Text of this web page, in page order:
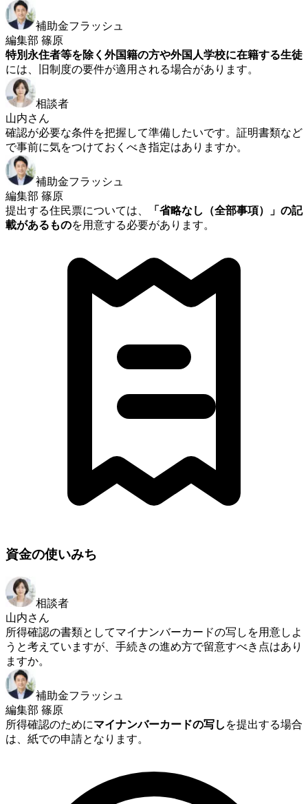
補助金フラッシュ
編集部 篠原
特別永住者等を除く外国籍の方や外国人学校に在籍する生徒
には、旧制度の要件が適用される場合があります。
相談者
山内さん
確認が必要な条件を把握して準備したいです。証明書類など
で事前に気をつけておくべき指定はありますか。
補助金フラッシュ
編集部 篠原
提出する住民票については、
「省略なし（全部事項）」の記
載があるものを用意する必要があります。
資金の使いみち
相談者
山内さん
所得確認の書類としてマイナンバーカードの写しを用意しよ
うと考えていますが、手続きの進め方で留意すべき点はあり
ますか。
補助金フラッシュ
編集部 篠原
所得確認のためにマイナンバーカードの写し を提出する場合
は、紙での申請となります。